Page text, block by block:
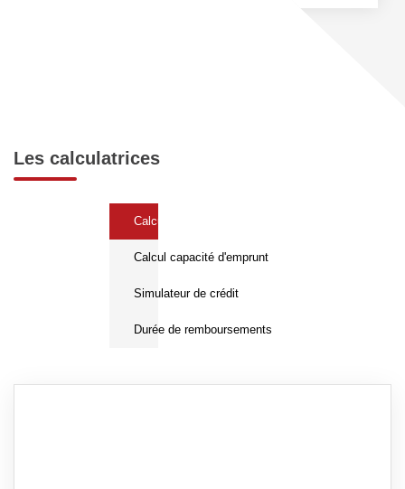
Les calculatrices
Calcul Frais de notaire
Calcul capacité d'emprunt
Simulateur de crédit
Durée de remboursements